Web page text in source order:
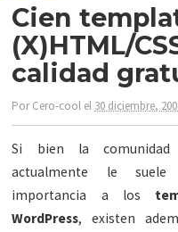
Cien
(X)HTML/
calidad
PorCero-cool el 30 diciembre,
Si bien la
actualmente le
importancia a los
WordPress, existen